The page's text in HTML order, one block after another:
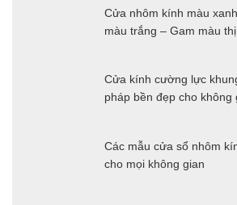
Cửa nhôm kính màu
màu trắng – Gam màu
Cửa kính cường lực
pháp bền đẹp cho không
Các mẫu cửa sổ nhôm
cho mọi không gian